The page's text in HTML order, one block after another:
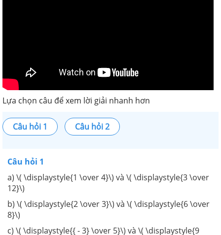
Lựa chọn câu để xem lời giải nhanh hơn
Câu hỏi 1 Câu hỏi 2
Câu hỏi 1
a) \( \displaystyle{1 \over 4}\) và \( \displaystyle{3 \over
12}\)
b) \( \displaystyle{2 \over 3}\) và \( \displaystyle{6 \over
8}\)
c) \( \displaystyle{{ - 3} \over 5}\) và \( \displaystyle{9